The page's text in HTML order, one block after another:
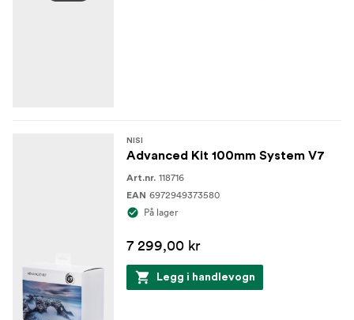
den er i bruk.
NISI
Advanced Kit 100mm System V7
Art.nr. 118716
EAN 6972949373580
På lager
7 299,00 kr
Legg i handlevogn